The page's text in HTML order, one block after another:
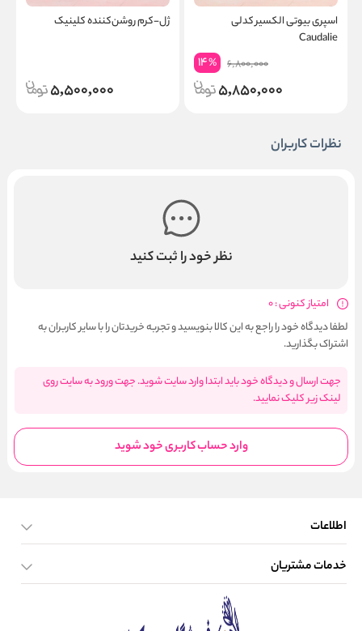
اسپری بیوتی الکسیر کدلی
Caudalie
6,800,000
14%
5,850,000
ژل-کرم روشن‌کننده کلینیک
5,500,000
نظرات کاربران
نظر خود را ثبت کنید
امتیاز کنونی : 0
لطفا دیدگاه خود را راجع به این کالا بنویسید و تجربه خریدتان را با سایر کاربران به
اشتراک بگذارید.
جهت ارسال و دیدگاه خود باید ابتدا وارد سایت شوید. جهت ورود به سایت روی
لینک زیر کلیک نمایید.
وارد حساب کاربری خود شوید
اطلاعات
صفحه اصلی
خدمات مشتریان